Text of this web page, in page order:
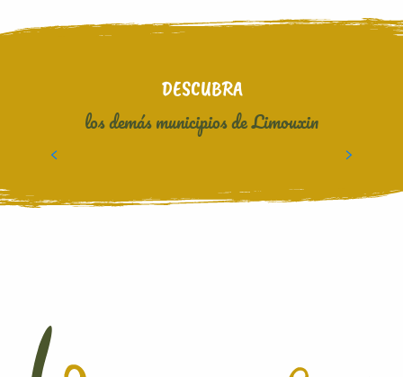
DESCUBRA
los demás municipios de Limouxin
VILLEBAZY